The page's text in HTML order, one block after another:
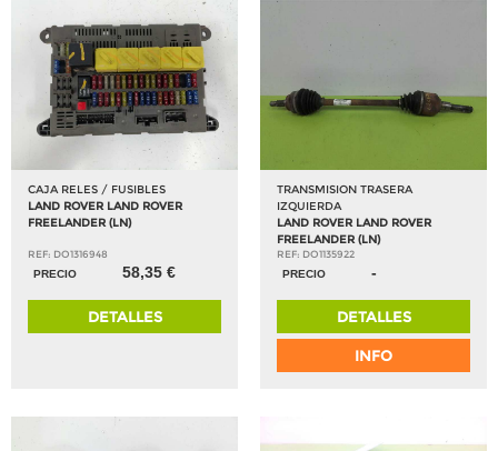
CAJA RELES / FUSIBLES
LAND ROVER LAND ROVER
FREELANDER (LN)
REF: DO1316948
PRECIO
58,35 €
DETALLES
TRANSMISION TRASERA
IZQUIERDA
LAND ROVER LAND ROVER
FREELANDER (LN)
REF: DO1135922
PRECIO
-
DETALLES
INFO